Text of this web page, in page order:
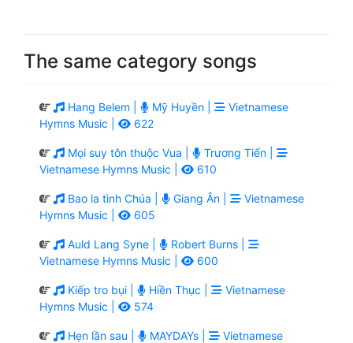
The same category songs
Hang Belem | Mỹ Huyền |
Vietnamese
Hymns Music |
622
Mọi suy tôn thuộc Vua |
Trương Tiến |
Vietnamese Hymns Music |
610
Bao la tình Chúa | Giang Ân |
Vietnamese
Hymns Music |
605
Auld Lang Syne |
Robert Burns |
Vietnamese Hymns Music |
600
Kiếp tro bụi | Hiền Thục |
Vietnamese
Hymns Music |
574
Hẹn lần sau | MAYDAYs |
Vietnamese